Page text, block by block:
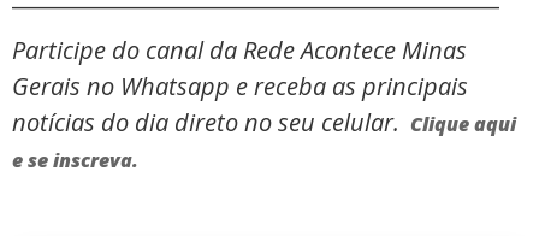
Participe do canal da Rede Acontece Minas
Gerais no Whatsapp e receba as principais
notícias do dia direto no seu celular. Clique aqui
e se inscreva.